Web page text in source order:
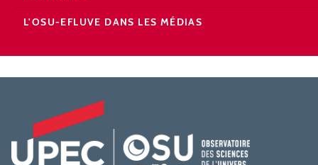
L'OSU-EFLUVE DANS LES MÉDIAS